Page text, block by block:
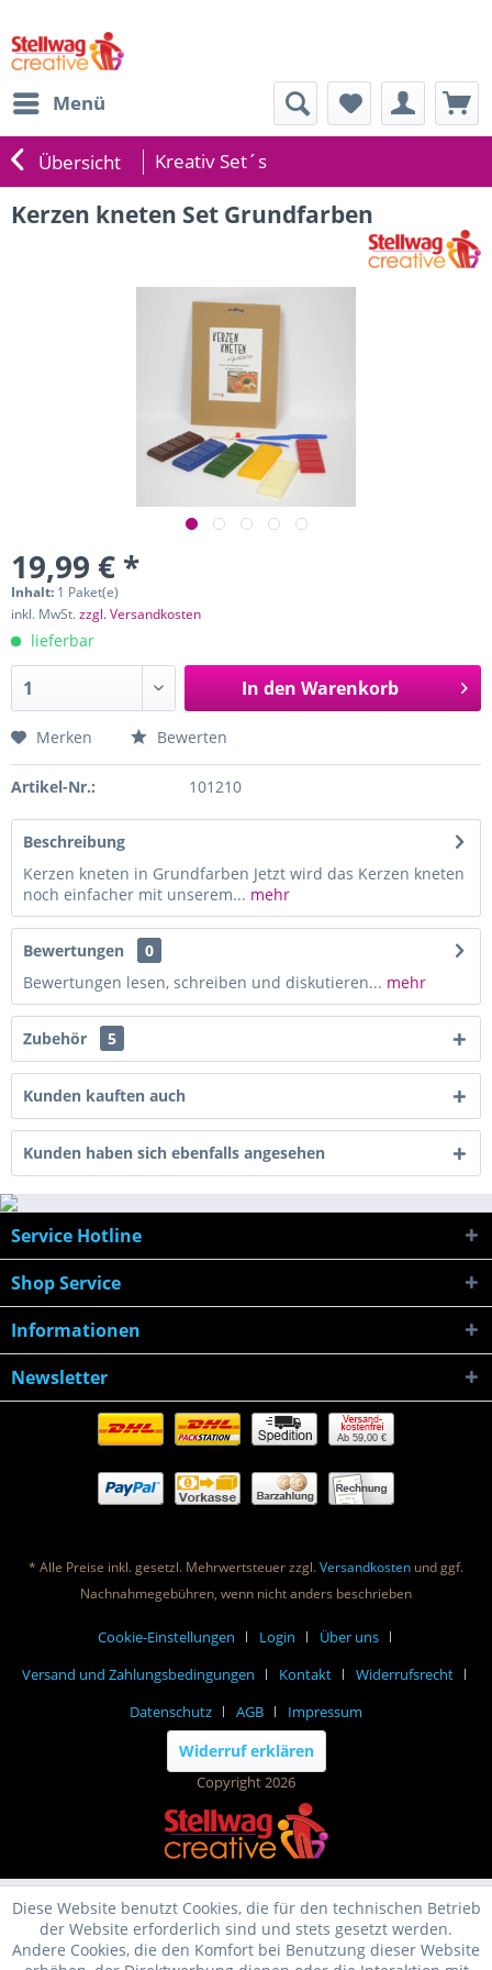
Menü
Übersicht Kreativ Set´s
Kerzen kneten Set Grundfarben
19,99 € *
Inhalt: 1 Paket(e)
inkl. MwSt.zzgl. Versandkosten
lieferbar
In den Warenkorb
Merken Bewerten
Artikel-Nr.: 101210
Beschreibung
Kerzen kneten in Grundfarben Jetzt wird das Kerzen kneten
noch einfacher mit unserem... mehr
Bewertungen
0
Bewertungen lesen, schreiben und diskutieren... mehr
Zubehör 5
Kunden kauften auch
Kunden haben sich ebenfalls angesehen
Service Hotline
Shop Service
Informationen
Newsletter
Ab 59,00 €
* Alle Preise inkl. gesetzl. Mehrwertsteuer zzgl.Versandkosten und ggf.
Nachnahmegebühren, wenn nicht anders beschrieben
Cookie-Einstellungen Login
Über uns
Versand und Zahlungsbedingungen
Kontakt
Widerrufsrecht
Datenschutz
AGB Impressum
Widerruf erklären
Copyright 2026
Diese Website benutzt Cookies, die für den technischen Betrieb
der Website erforderlich sind und stets gesetzt werden.
Andere Cookies, die den Komfort bei Benutzung dieser Website